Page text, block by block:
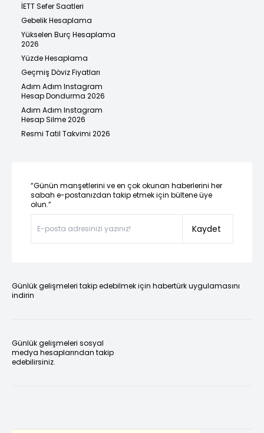
İETT Sefer Saatleri
Gebelik Hesaplama
Yükselen Burç Hesaplama
2026
Yüzde Hesaplama
Geçmiş Döviz Fiyatları
Adım Adım Instagram
Hesap Dondurma 2026
Adım Adım Instagram
Hesap Silme 2026
Resmi Tatil Takvimi 2026
“Günün manşetlerini ve en çok okunan haberlerini her
sabah e-postanızdan takip etmek için bültene üye
olun.”
Kaydet
Günlük gelişmeleri takip edebilmek için habertürk uygulamasını
indirin
Günlük gelişmeleri sosyal
medya hesaplarından takip
edebilirsiniz.